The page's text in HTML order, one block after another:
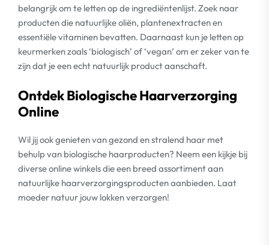
belangrijk om te letten op de ingrediëntenlijst. Zoek naar
producten die natuurlijke oliën, plantenextracten en
essentiële vitaminen bevatten. Daarnaast kun je letten op
keurmerken zoals ‘biologisch’ of ‘vegan’ om er zeker van te
zijn dat je een echt natuurlijk product aanschaft.
Ontdek Biologische Haarverzorging
Online
Wil jij ook genieten van gezond en stralend haar met
behulp van biologische haarproducten? Neem een kijkje bij
diverse online winkels die een breed assortiment aan
natuurlijke haarverzorgingsproducten aanbieden. Laat
moeder natuur jouw lokken verzorgen!